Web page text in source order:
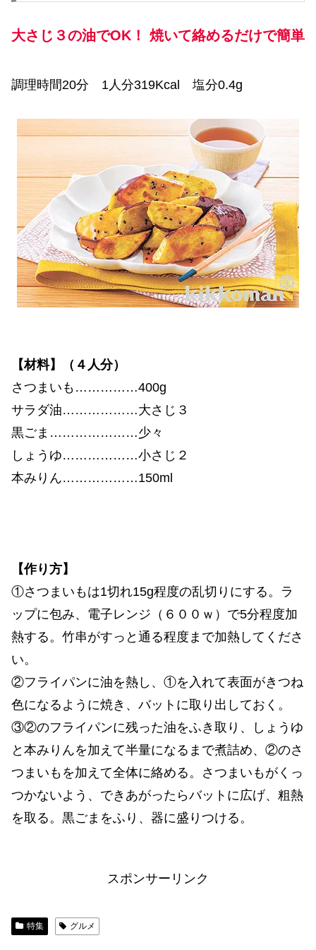
大さじ３の油でOK！ 焼いて絡めるだけで簡単
調理時間20分 1人分319Kcal 塩分0.4g
【材料】（４人分）
さつまいも……………400g
サラダ油………………大さじ３
黒ごま…………………少々
しょうゆ………………小さじ２
本みりん………………150ml
【作り方】
①さつまいもは1切れ15g程度の乱切りにする。ラ
ップに包み、電子レンジ（６００ｗ）で5分程度加
熱する。竹串がすっと通る程度まで加熱してくださ
い。
②フライパンに油を熱し、①を入れて表面がきつね
色になるように焼き、バットに取り出しておく。
③②のフライパンに残った油をふき取り、しょうゆ
と本みりんを加えて半量になるまで煮詰め、②のさ
つまいもを加えて全体に絡める。さつまいもがくっ
つかないよう、できあがったらバットに広げ、粗熱
を取る。黒ごまをふり、器に盛りつける。
スポンサーリンク
特集 グルメ